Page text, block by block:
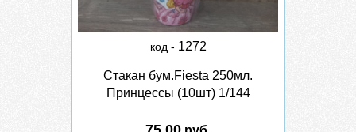
код - 1272
Стакан бум.Fiesta 250мл.
Принцессы (10шт) 1/144